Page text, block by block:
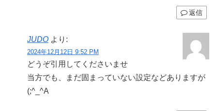
返信
JUDO より:
2024年12月12日 9:52 PM
どうぞ引用してくださいませ
当方でも、まだ固まっていない設定などありますが
(;^_^A